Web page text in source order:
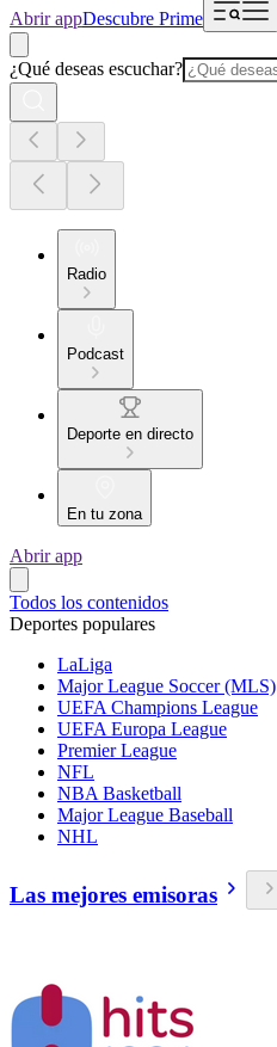
Abrir appDescubre Prime
¿Qué deseas escuchar?
Radio
Podcast
Deporte en directo
En tu zona
Abrir app
Todos los contenidos
Deportes populares
LaLiga
Major League Soccer (MLS)
UEFA Champions League
UEFA Europa League
Premier League
NFL
NBA Basketball
Major League Baseball
NHL
Las mejores emisoras